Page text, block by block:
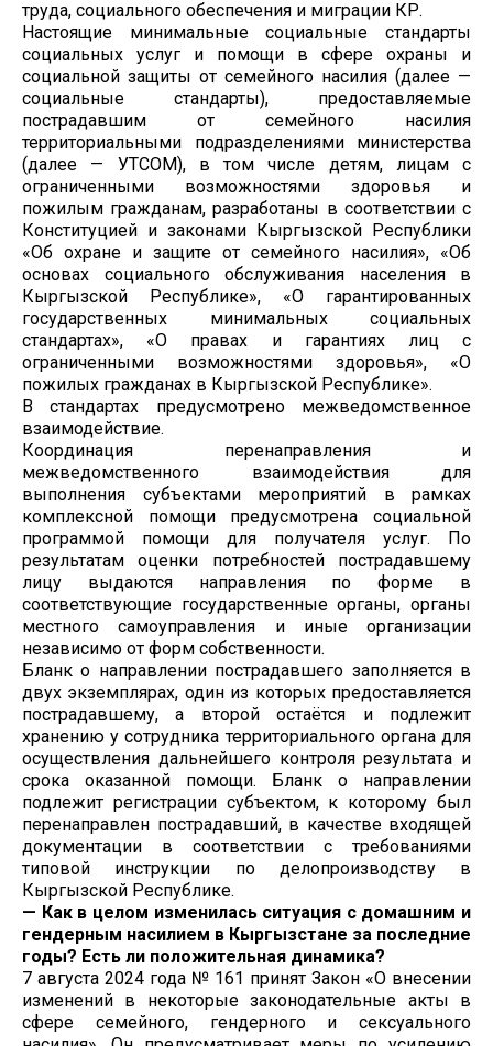
труда, социального обеспечения и миграции КР.
Настоящие минимальные социальные стандарты
социальных услуг и помощи в сфере охраны и
социальной защиты от семейного насилия (далее —
социальные стандарты), предоставляемые
пострадавшим от семейного насилия
территориальными подразделениями министерства
(далее — УТСОМ), в том числе детям, лицам с
ограниченными возможностями здоровья и
пожилым гражданам, разработаны в соответствии с
Конституцией и законами Кыргызской Республики
«Об охране и защите от семейного насилия», «Об
основах социального обслуживания населения в
Кыргызской Республике», «О гарантированных
государственных минимальных социальных
стандартах», «О правах и гарантиях лиц с
ограниченными возможностями здоровья», «О
пожилых гражданах в Кыргызской Республике».
В стандартах предусмотрено межведомственное
взаимодействие.
Координация перенаправления и
межведомственного взаимодействия для
выполнения субъектами мероприятий в рамках
комплексной помощи предусмотрена социальной
программой помощи для получателя услуг. По
результатам оценки потребностей пострадавшему
лицу выдаются направления по форме в
соответствующие государственные органы, органы
местного самоуправления и иные организации
независимо от форм собственности.
Бланк о направлении пострадавшего заполняется в
двух экземплярах, один из которых предоставляется
пострадавшему, а второй остаётся и подлежит
хранению у сотрудника территориального органа для
осуществления дальнейшего контроля результата и
срока оказанной помощи. Бланк о направлении
подлежит регистрации субъектом, к которому был
перенаправлен пострадавший, в качестве входящей
документации в соответствии с требованиями
типовой инструкции по делопроизводству в
Кыргызской Республике.
— Как в целом изменилась ситуация с домашним и
гендерным насилием в Кыргызстане за последние
годы? Есть ли положительная динамика?
7 августа 2024 года № 161 принят Закон «О внесении
изменений в некоторые законодательные акты в
сфере семейного, гендерного и сексуального